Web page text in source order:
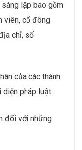
sáng lập bao gồm
viên, cổ đông
chỉ, số
của các thành
pháp luật.
đối với những